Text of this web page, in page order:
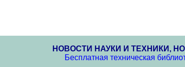
НОВОСТИ НАУКИ И ТЕХНИКИ,
Бесплатная техническая